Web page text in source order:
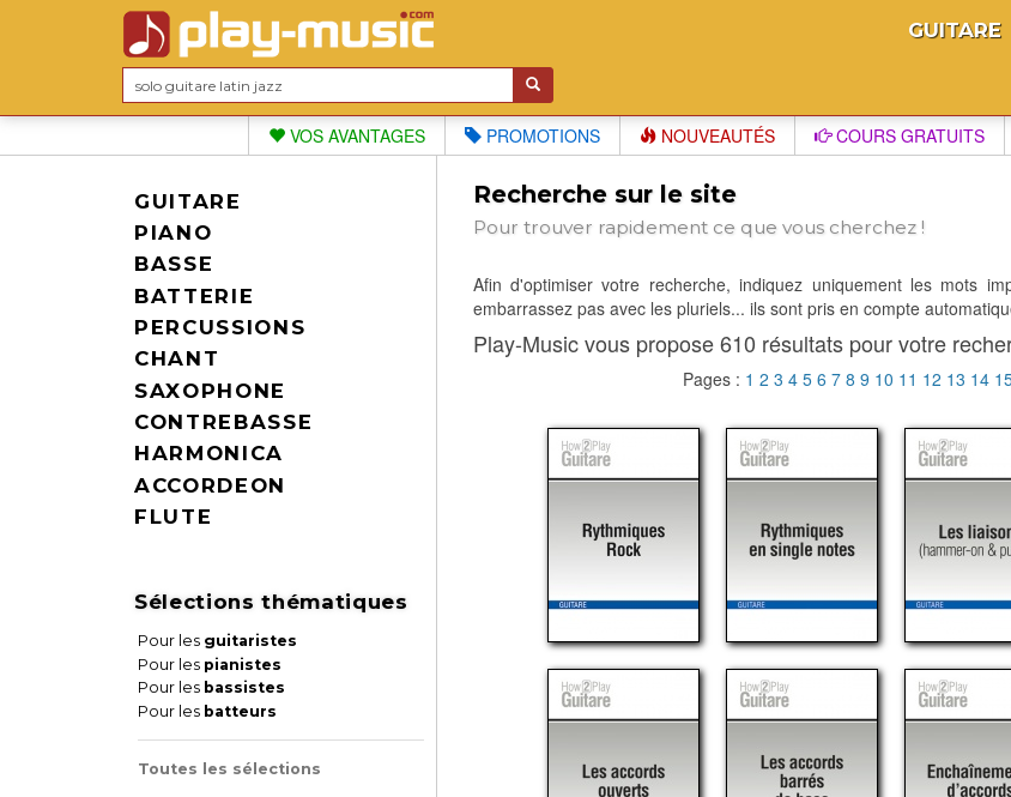
GUITARE
VOS AVANTAGES PROMOTIONS NOUVEAUTÉS COURS GRATUITS
GUITARE
PIANO
BASSE
BATTERIE
PERCUSSIONS
CHANT
SAXOPHONE
CONTREBASSE
HARMONICA
ACCORDEON
FLUTE
Sélections thématiques
Pour les guitaristes
Pour les pianistes
Pour les bassistes
Pour les batteurs
Toutes les sélections
Recherche sur le site
Pour trouver rapidement ce que vous cherchez !
Afin d'optimiser votre recherche, indiquez uniquement les mots
embarrassez pas avec les pluriels... ils sont pris en compte
Play-Music vous propose 610 résultats pour votre
Pages : 1 2 3 4 5 6 7 8 9 10 11 12 13 14